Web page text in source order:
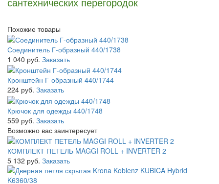
Похожие товары
Соединитель Г-образный 440/1738
1 040 руб. Заказать
Кронштейн Г-образный 440/1744
224 руб. Заказать
Крючок для одежды 440/1748
559 руб. Заказать
Возможно вас заинтересует
КОМПЛЕКТ ПЕТЕЛЬ MAGGI ROLL + INVERTER 2
5 132 руб. Заказать